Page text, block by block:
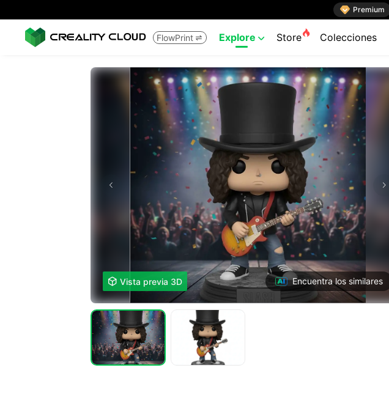
 Premium
FlowPrint  Explore  Store Colecciones
 Vista previa 3D Encuentra los similares